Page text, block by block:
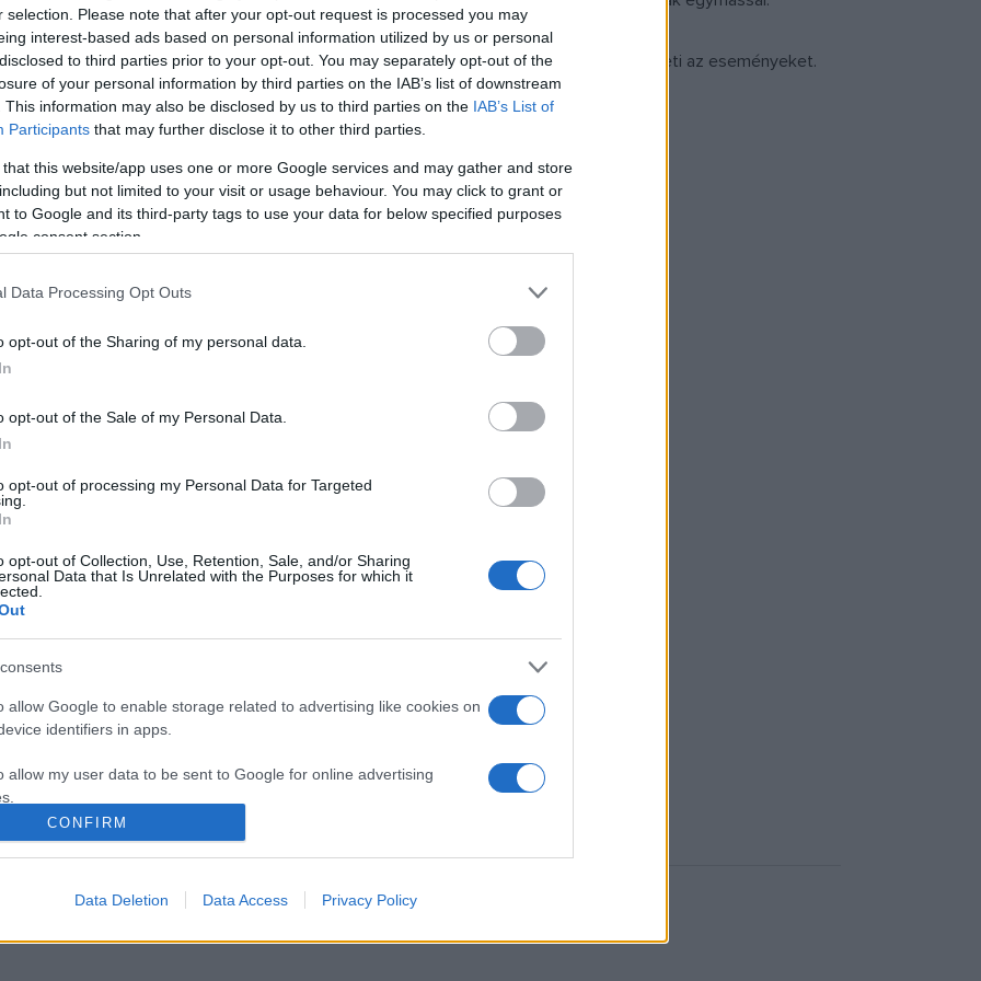
selection. Please note that after your opt-out request is processed you may
interest-based ads based on personal information utilized by us or personal
to third parties prior to your opt-out. You may separately opt-out of the
of your personal information by third parties on the IAB’s list of downstream
This information may also be disclosed by us to third parties on the IAB’s List of
Participants that may further disclose it to other third parties.
that this website/app uses one or more Google services and may gather and store
but not limited to your visit or usage behaviour. You may click to grant or
to Google and its third-party tags to use your data for below specified purposes
consent section.
Data Processing Opt Outs
opt-out of the Sharing of my personal data.
opt-out of the Sale of my Personal Data.
opt-out of processing my Personal Data for Targeted
opt-out of Collection, Use, Retention, Sale, and/or Sharing
Data that Is Unrelated with the Purposes for which it
allow Google to enable storage related to advertising like cookies on
identifiers in apps.
allow my user data to be sent to Google for online advertising
allow Google to send me personalized advertising.
allow Google to enable storage related to analytics like cookies on
CONFIRM
Data Deletion Data Access Privacy Policy
haragította a brit sajtót, miszerint filmje egyoldalúan, az írek szemszögéből követi az eseményeket.